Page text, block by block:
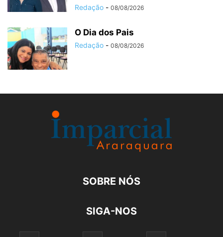
Redação - 08/08/2026
O Dia dos Pais
Redação - 08/08/2026
SOBRE NÓS
SIGA-NOS